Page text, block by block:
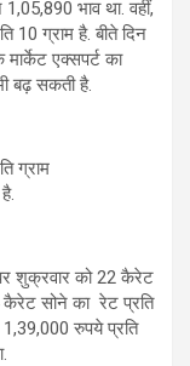
भाव था. वहीं,
ग्राम है. बीते दिन
एक्सपर्ट का
बढ़ सकती है.
ग्राम
शुक्रवार को 22 कैरेट
कैरेट सोने का रेट प्रति
रुपये प्रति